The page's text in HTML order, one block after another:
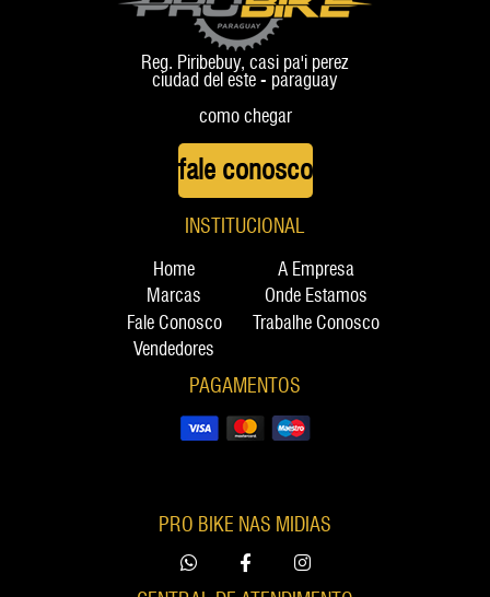
Reg. Piribebuy, casi pa'i perez
ciudad del este - paraguay
como chegar
fale conosco
INSTITUCIONAL
Home
A Empresa
Marcas
Onde Estamos
Fale Conosco
Trabalhe Conosco
Vendedores
PAGAMENTOS
PRO BIKE NAS MIDIAS